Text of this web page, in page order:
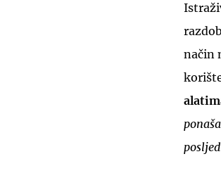
način